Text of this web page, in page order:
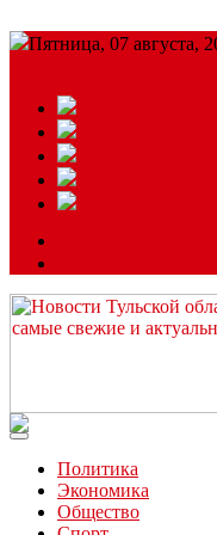
Пятница, 07 августа,
Читайте последние
Политика
Экономика
Общество